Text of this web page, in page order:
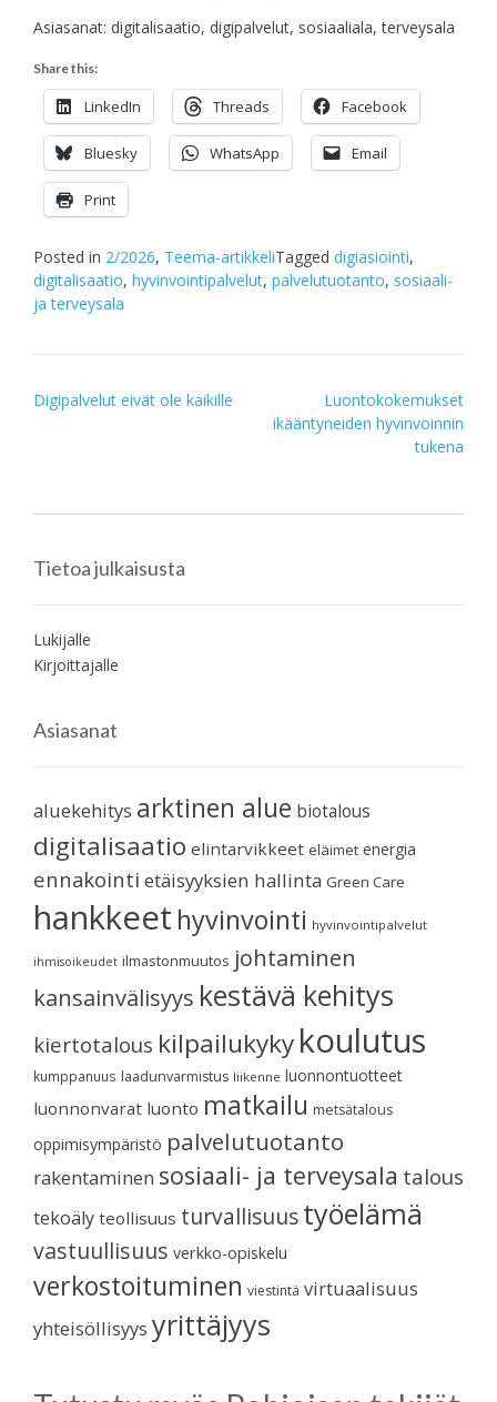
Asiasanat: digitalisaatio, digipalvelut, sosiaaliala, terveysala
Share this:
LinkedIn Threads Facebook
Bluesky WhatsApp Email
Print
Posted in 2/2026, Teema-artikkeliTagged digiasiointi,
digitalisaatio, hyvinvointipalvelut, palvelutuotanto, sosiaali-
ja terveysala
Post
Digipalvelut eivät ole kaikille
Luontokokemukset
ikääntyneiden hyvinvoinnin
tukena
Tietoa julkaisusta
Lukijalle
Kirjoittajalle
Asiasanat
aluekehitys arktinen alue biotalous
digitalisaatio elintarvikkeet eläimet energia
ennakointi etäisyyksien hallinta Green Care
hankkeet hyvinvointi hyvinvointipalvelut
ihmisoikeudet ilmastonmuutos johtaminen
kansainvälisyys kestävä kehitys
kiertotalous kilpailukykykoulutus
kumppanuus laadunvarmistus liikenne luonnontuotteet
luonnonvarat luonto matkailu metsätalous
oppimisympäristö palvelutuotanto
rakentaminen sosiaali- ja terveysala talous
tekoäly teollisuus turvallisuustyöelämä
vastuullisuus verkko-opiskelu
verkostoituminen viestintä virtuaalisuus
yhteisöllisyys yrittäjyys